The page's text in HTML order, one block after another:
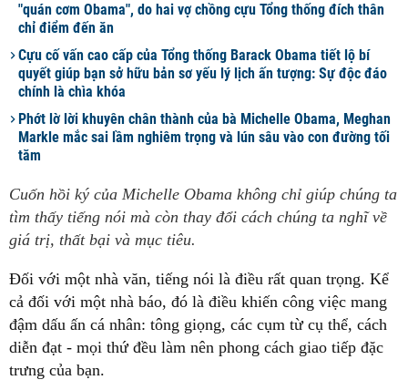
"quán cơm Obama", do hai vợ chồng cựu Tổng thống đích thân
chỉ điểm đến ăn
Cựu cố vấn cao cấp của Tổng thống Barack Obama tiết lộ bí
quyết giúp bạn sở hữu bản sơ yếu lý lịch ấn tượng: Sự độc đáo
chính là chìa khóa
Phớt lờ lời khuyên chân thành của bà Michelle Obama, Meghan
Markle mắc sai lầm nghiêm trọng và lún sâu vào con đường tối
tăm
Cuốn hồi ký của Michelle Obama không chỉ giúp chúng ta
tìm thấy tiếng nói mà còn thay đổi cách chúng ta nghĩ về
giá trị, thất bại và mục tiêu.
Đối với một nhà văn, tiếng nói là điều rất quan trọng. Kể
cả đối với một nhà báo, đó là điều khiến công việc mang
đậm dấu ấn cá nhân: tông giọng, các cụm từ cụ thể, cách
diễn đạt - mọi thứ đều làm nên phong cách giao tiếp đặc
trưng của bạn.